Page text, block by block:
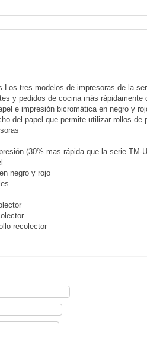
Los tres modelos de impresoras de la
y pedidos de cocina más
e impresión bicromática en negro y
del papel que permite utilizar rollos
(30% mas rápida que la serie TM-
negro y rojo
recolector